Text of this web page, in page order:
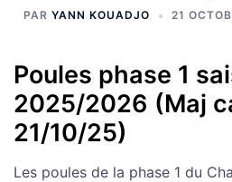
PAR YANN KOUADJO 21
Poules phase 1
2025/2026 (Maj
21/10/25)
Les poules de la phase 1 du